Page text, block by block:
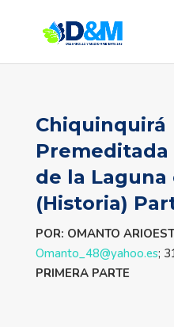
Chiquinquirá
Premeditada
de la
(Historia)
POR: OMANTO
Omanto_48@yahoo.es;
PRIMERA PARTE